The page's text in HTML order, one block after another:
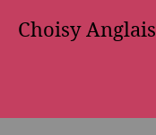
Choisy Anglais